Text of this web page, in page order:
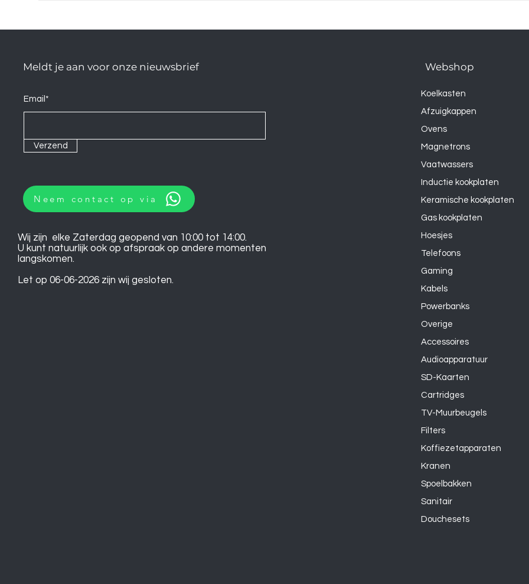
Meldt je aan voor onze nieuwsbrief
Email*
Verzend
Neem contact op via
Wij zijn elke Zaterdag geopend van 10:00 tot 14:00.
U kunt natuurlijk ook op afspraak op andere momenten
langskomen.
Let op 06-06-2026 zijn wij gesloten.
Webshop
Koelkasten
Afzuigkappen
Ovens
Magnetrons
Vaatwassers
Inductie kookplaten
Keramische kookplaten
Gas kookplaten
Hoesjes
Telefoons
Gaming
Kabels
Powerbanks
Overige
Accessoires
Audioapparatuur
SD-Kaarten
Cartridges
TV-Muurbeugels
Filters
Koffiezetapparaten
Kranen
Spoelbakken
Sanitair
Douchesets